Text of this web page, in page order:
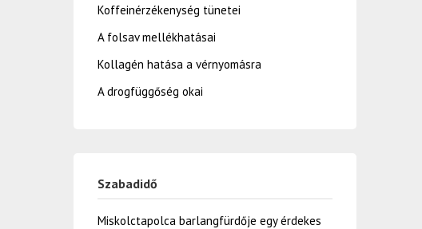
Koffeinérzékenység tünetei
A folsav mellékhatásai
Kollagén hatása a vérnyomásra
A drogfüggőség okai
Szabadidő
Miskolctapolca barlangfürdője egy érdekes